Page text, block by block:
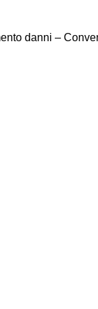
danni –